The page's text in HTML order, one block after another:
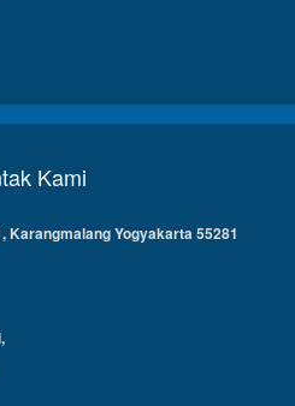
Kami
Karangmalang Yogyakarta 55281
,